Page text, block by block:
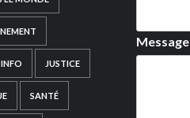
JUSTICE
SANTÉ
Message